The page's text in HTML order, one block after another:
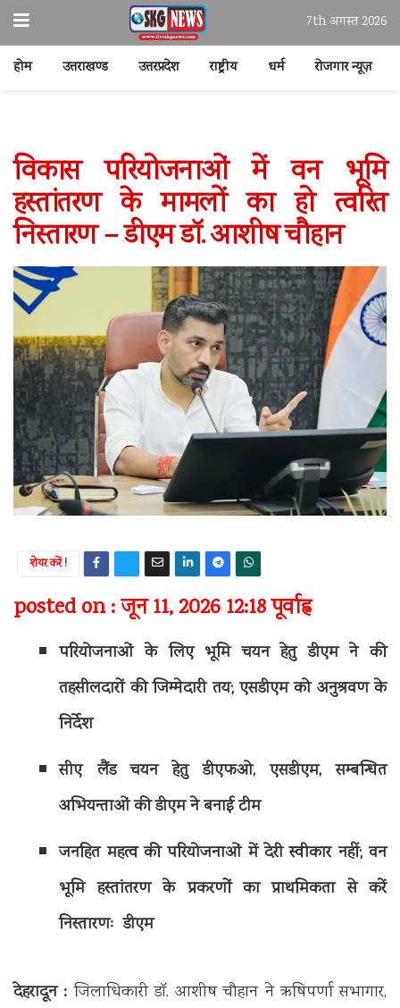
7th अगस्त 2026
होम उत्तराखण्ड उत्तरप्रदेश राष्ट्रीय धर्म रोजगार न्यूज़
विकास परियोजनाओं में वन भूमि
हस्तांतरण के मामलों का हो त्वरित
निस्तारण – डीएम डॉ. आशीष चौहान
शेयर करें !
posted on : जून 11, 2026 12:18 पूर्वाह्न
परियोजनाओं के लिए भूमि चयन हेतु डीएम ने की
तहसीलदारों की जिम्मेदारी तय; एसडीएम को अनुश्रवण के
निर्देश
सीए लैंड चयन हेतु डीएफओ, एसडीएम, सम्बन्धित
अभियन्ताओं की डीएम ने बनाई टीम
जनहित महत्व की परियोजनाओं में देरी स्वीकार नहीं; वन
भूमि हस्तांतरण के प्रकरणों का प्राथमिकता से करें
निस्तारणः डीएम
देहरादून : जिलाधिकारी डॉ. आशीष चौहान ने ऋषिपर्णा सभागार,